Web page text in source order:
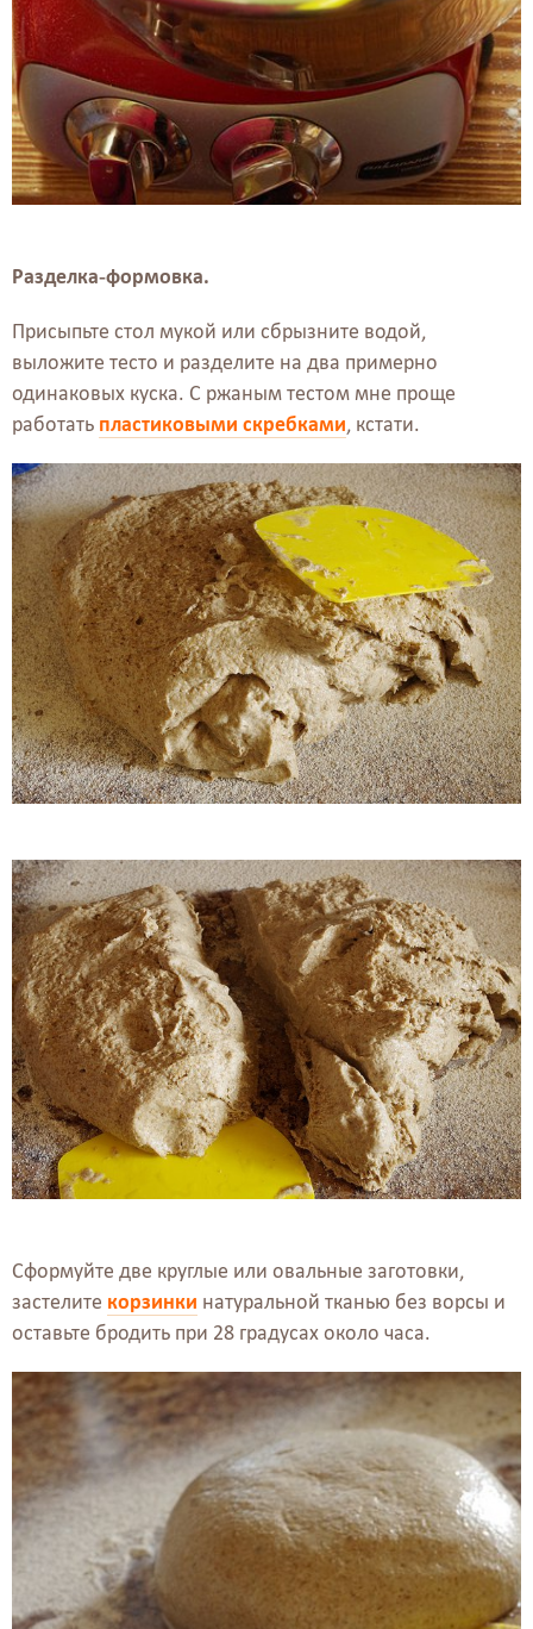
Разделка-формовка.
Присыпьте стол мукой или сбрызните водой,
выложите тесто и разделите на два примерно
одинаковых куска. С ржаным тестом мне проще
работать пластиковыми скребками, кстати.
Сформуйте две круглые или овальные заготовки,
застелите корзинки натуральной тканью без ворсы и
оставьте бродить при 28 градусах около часа.